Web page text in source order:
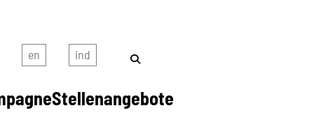
Stellenangebote